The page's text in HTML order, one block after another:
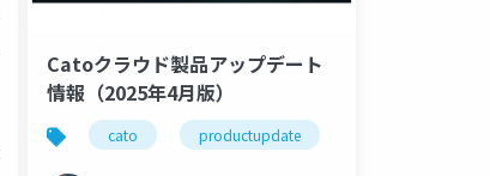
ukamiru
Catoクラウド製品アップデート
情報（2025年4月版）
cato productupdate